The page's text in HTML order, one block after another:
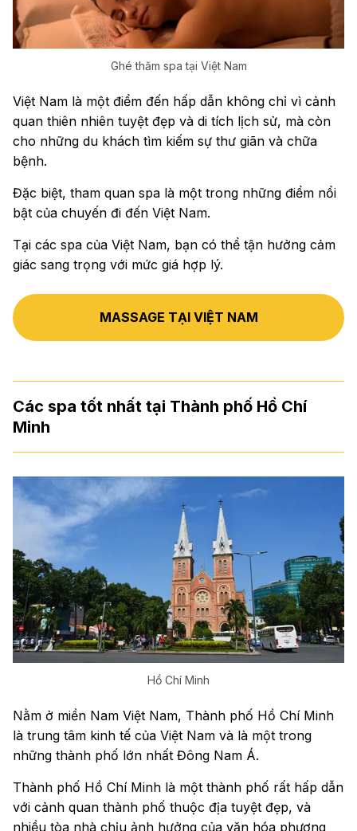
Ghé thăm spa tại Việt Nam
Việt Nam là một điểm đến hấp dẫn không chỉ vì cảnh
quan thiên nhiên tuyệt đẹp và di tích lịch sử, mà còn
cho những du khách tìm kiếm sự thư giãn và chữa
bệnh.
Đặc biệt, tham quan spa là một trong những điểm nổi
bật của chuyến đi đến Việt Nam.
Tại các spa của Việt Nam, bạn có thể tận hưởng cảm
giác sang trọng với mức giá hợp lý.
MASSAGE TẠI VIỆT NAM
Các spa tốt nhất tại Thành phố Hồ Chí
Minh
Hồ Chí Minh
Nằm ở miền Nam Việt Nam, Thành phố Hồ Chí Minh
là trung tâm kinh tế của Việt Nam và là một trong
những thành phố lớn nhất Đông Nam Á.
Thành phố Hồ Chí Minh là một thành phố rất hấp dẫn
với cảnh quan thành phố thuộc địa tuyệt đẹp, và
nhiều tòa nhà chịu ảnh hưởng của văn hóa phương